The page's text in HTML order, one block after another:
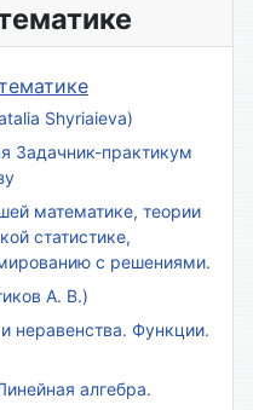
Shyriaieva)
Задачник-практикум
математике, теории
статистике,
с решениями.
А. В.)
неравенства. Функции.
алгебра.